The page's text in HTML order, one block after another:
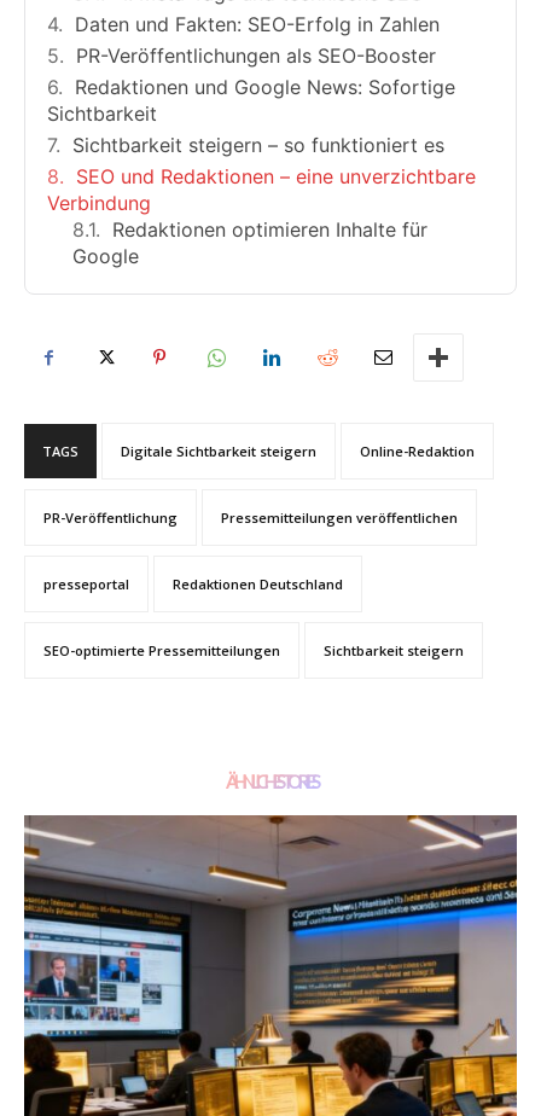
Daten und Fakten: SEO-Erfolg in Zahlen
PR-Veröffentlichungen als SEO-Booster
Redaktionen und Google News: Sofortige
Sichtbarkeit
Sichtbarkeit steigern – so funktioniert es
SEO und Redaktionen – eine unverzichtbare
Verbindung
Redaktionen optimieren Inhalte für
Google
TAGS Digitale Sichtbarkeit steigern Online-Redaktion
PR-Veröffentlichung Pressemitteilungen veröffentlichen
presseportal Redaktionen Deutschland
SEO-optimierte Pressemitteilungen Sichtbarkeit steigern
ÄHNLICHE STORIES